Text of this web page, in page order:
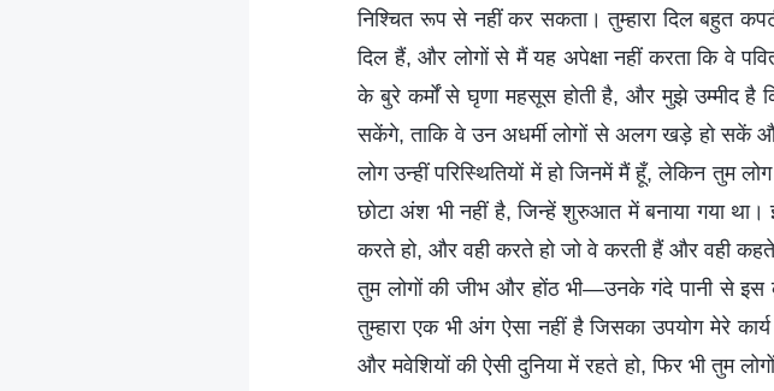
निश्चित रूप से नहीं कर सकता। तुम्हारा दिल बहुत
दिल हैं, और लोगों से मैं यह अपेक्षा नहीं करता कि वे
के बुरे कर्मों से घृणा महसूस होती है, और मुझे उम्मीद है
सकेंगे, ताकि वे उन अधर्मी लोगों से अलग खड़े हो सकें
लोग उन्हीं परिस्थितियों में हो जिनमें मैं हूँ, लेकिन तुम
छोटा अंश भी नहीं है, जिन्हें शुरुआत में बनाया गया
करते हो, और वही करते हो जो वे करती हैं और वही
तुम लोगों की जीभ और होंठ भी—उनके गंदे पानी से
तुम्हारा एक भी अंग ऐसा नहीं है जिसका उपयोग मेरे
और मवेशियों की ऐसी दुनिया में रहते हो, फिर भी तुम